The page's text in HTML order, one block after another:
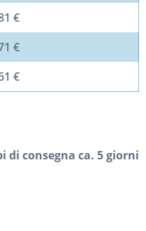
€
€
€
di consegna ca. 5 giorni